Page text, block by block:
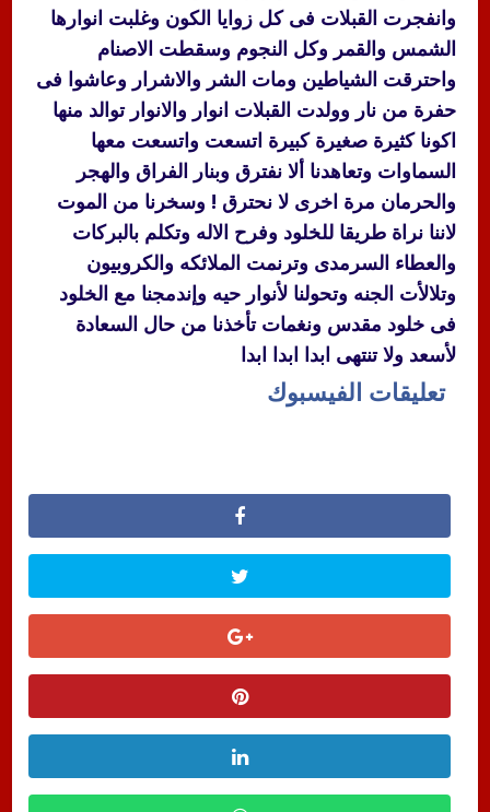
وانفجرت القبلات فى كل زوايا الكون وغلبت انوارها
الشمس والقمر وكل النجوم وسقطت الاصنام
واحترقت الشياطين ومات الشر والاشرار وعاشوا فى
حفرة من نار وولدت القبلات انوار والانوار توالد منها
اكونا كثيرة صغيرة كبيرة اتسعت واتسعت معها
السماوات وتعاهدنا ألا نفترق وبنار الفراق والهجر
والحرمان مرة اخرى لا نحترق ! وسخرنا من الموت
لاننا نراة طريقا للخلود وفرح الاله وتكلم بالبركات
والعطاء السرمدى وترنمت الملائكه والكروبيون
وتلالأت الجنه وتحولنا لأنوار حيه وإندمجنا مع الخلود
فى خلود مقدس ونغمات تأخذنا من حال السعادة
لأسعد ولا تنتهى ابدا ابدا ابدا
تعليقات الفيسبوك